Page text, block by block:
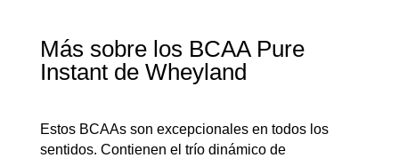
Más sobre los BCAA Pure
Instant de Wheyland
Estos BCAAs son excepcionales en todos los
sentidos. Contienen el trío dinámico de